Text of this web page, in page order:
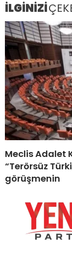
İLGİNİZİ
Meclis Adalet
“Terörsüz
görüşmenin